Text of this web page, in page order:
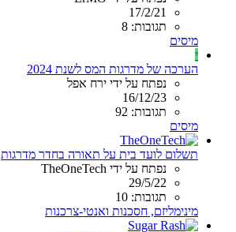
17/2/21
תגובות: 8
מיסים
י
הערכה של מדרגות המס לשנת 2024
נפתח על ידי ירח אפל
16/12/23
תגובות: 92
מיסים
תשלום לועד בית על תאורה בחדר מדרגות
נפתח על ידי TheOneTech
29/5/22
תגובות: 10
מינימליזם, חסכנות ואנטי-צרכנות